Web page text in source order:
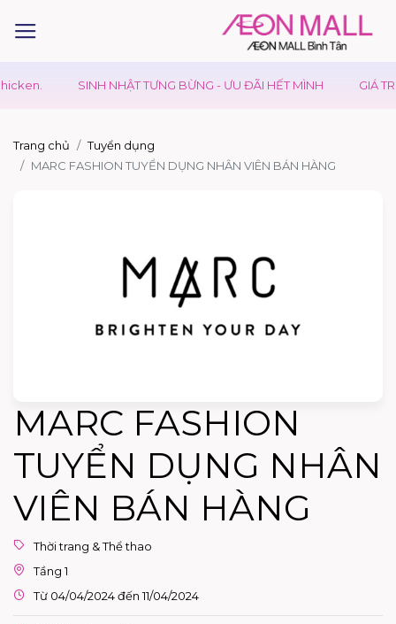
SINH NHẬT TƯNG BỪNG - ƯU ĐÃI HẾT MÌNH GIÁ TRỊ
Trang chủ
Tuyển dụng
MARC FASHION TUYỂN DỤNG NHÂN VIÊN BÁN HÀNG
MARC FASHION
TUYỂN DỤNG NHÂN
VIÊN BÁN HÀNG
Thời trang & Thể thao
Tầng 1
Từ 04/04/2024 đến 11/04/2024